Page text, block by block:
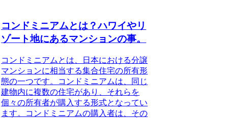
コンドミニアムとは？ハワイやリ
ゾート地にあるマンションの事。
コンドミニアムとは、日本における分譲
マンションに相当する集合住宅の所有形
態の一つです。コンドミニアムは、同じ
建物内に複数の住宅があり、それらを
個々の所有者が購入する形式となってい
ます。コンドミニアムの購入者は、その